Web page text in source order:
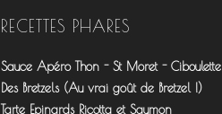
RECETTES PHARES
Sauce Apéro Thon - St Moret - Ciboulette
Des Bretzels (Au vrai goût de Bretzel !)
Tarte Epinards Ricotta et Saumon